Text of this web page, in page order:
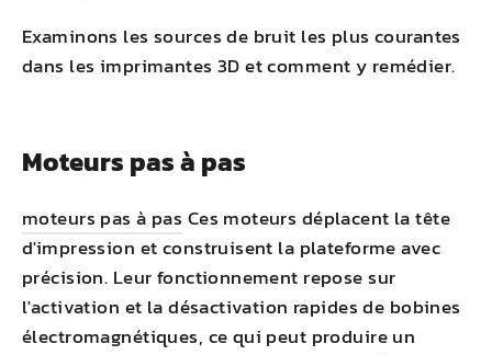
Examinons les sources de bruit les plus courantes
dans les imprimantes 3D et comment y remédier.
Moteurs pas à pas
moteurs pas à pas Ces moteurs déplacent la tête
d'impression et construisent la plateforme avec
précision. Leur fonctionnement repose sur
l'activation et la désactivation rapides de bobines
électromagnétiques, ce qui peut produire un